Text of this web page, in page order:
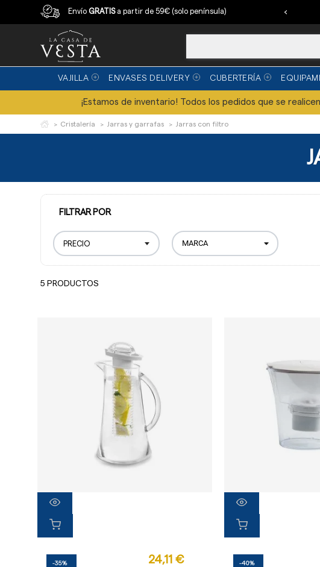
EnvíoGRATISa partir de 59€ (solo península)
Compra con garantía ‹
VAJILLA ENVASES DELIVERY CUBERTERÍA
¡Estamos de inventario! Todos los pedidos que se
Cristalería Jarras y garrafas Jarras con filtro
FILTRAR POR
PRECIO
5 PRODUCTOS
-35% 24,11 € -40%